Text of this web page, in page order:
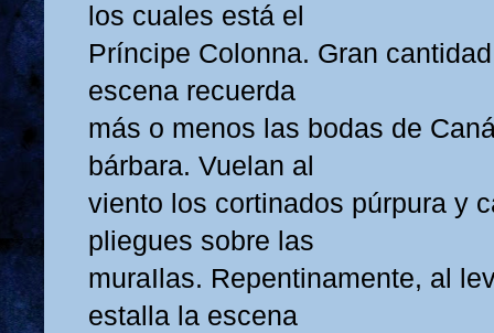
los cuales está el
Príncipe Colonna. Gran
escena recuerda
más o menos las bodas de
bárbara. Vuelan al
viento los cortinados púrpura y
pliegues sobre las
muraIlas. Repentinamente, al
estalla la escena